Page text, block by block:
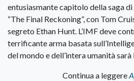
entusiasmante capitolo della saga
“The Final Reckoning”, con Tom
segreto Ethan Hunt. L’IMF deve
terrificante arma basata
del mondo e dell’intera umanità sarà
Continua a leggere